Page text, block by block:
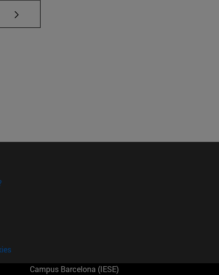
TAB para desplazarse.
Campus Barcelona (IESE)